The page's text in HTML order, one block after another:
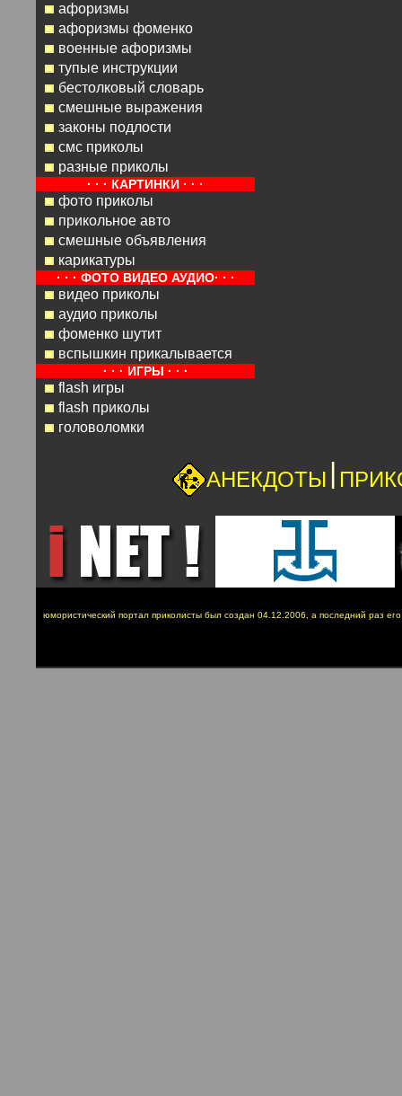
афоризмы
афоризмы фоменко
военные афоризмы
тупые инструкции
бестолковый словарь
смешные выражения
законы подлости
смс приколы
разные приколы
· · · КАРТИНКИ · · ·
фото приколы
прикольное авто
смешные объявления
карикатуры
· · · ФОТО ВИДЕО АУДИО· · ·
видео приколы
аудио приколы
фоменко шутит
вспышкин прикалывается
· · · ИГРЫ · · ·
flash игры
flash приколы
головоломки
АНЕКДОТЫ |
юмористический портал приколисты был создан 04.12.2006, а последний раз